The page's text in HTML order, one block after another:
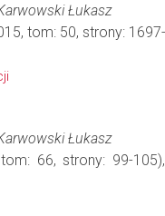
Łukasz
tom: 50, strony:
Łukasz
66, strony: 99-